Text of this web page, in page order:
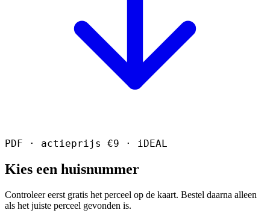
PDF · actieprijs €9 · iDEAL
Kies een huisnummer
Controleer eerst gratis het perceel op de kaart. Bestel daarna alleen
als het juiste perceel gevonden is.